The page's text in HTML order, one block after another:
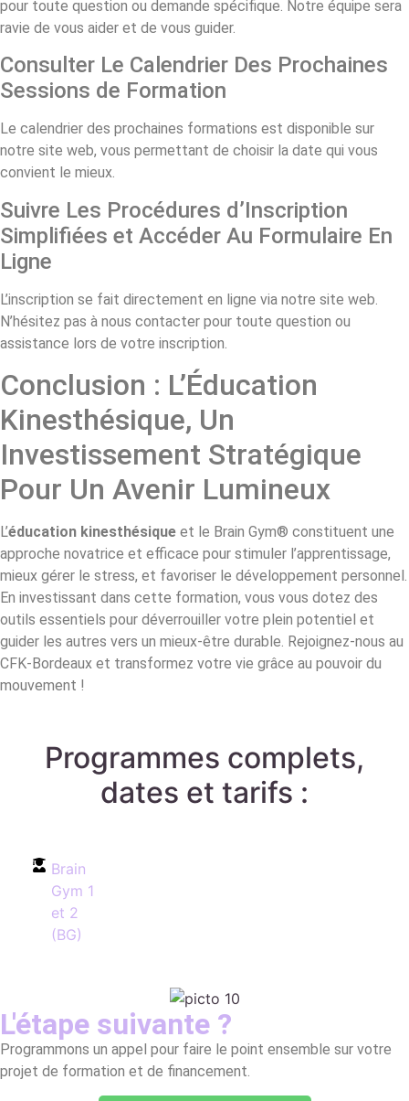
pour toute question ou demande spécifique. Notre équipe sera
ravie de vous aider et de vous guider.
Consulter Le Calendrier Des Prochaines
Sessions de Formation
Le calendrier des prochaines formations est disponible sur
notre site web, vous permettant de choisir la date qui vous
convient le mieux.
Suivre Les Procédures d’Inscription
Simplifiées et Accéder Au Formulaire En
Ligne
L’inscription se fait directement en ligne via notre site web.
N’hésitez pas à nous contacter pour toute question ou
assistance lors de votre inscription.
Conclusion : L’Éducation
Kinesthésique, Un
Investissement Stratégique
Pour Un Avenir Lumineux
L’éducation kinesthésique et le Brain Gym® constituent une
approche novatrice et efficace pour stimuler l’apprentissage,
mieux gérer le stress, et favoriser le développement personnel.
En investissant dans cette formation, vous vous dotez des
outils essentiels pour déverrouiller votre plein potentiel et
guider les autres vers un mieux-être durable. Rejoignez-nous au
CFK-Bordeaux et transformez votre vie grâce au pouvoir du
mouvement !
Programmes complets,
dates et tarifs :
Brain
Gym 1
et 2
(BG)
L'étape suivante ?
Programmons un appel pour faire le point ensemble sur votre
projet de formation et de financement.